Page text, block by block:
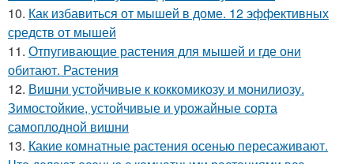
10. Как избавиться от мышей в доме. 12 эффективных
средств от мышей
11. Отпугивающие растения для мышей и где они
обитают. Растения
12. Вишни устойчивые к коккомикозу и монилиозу.
Зимостойкие, устойчивые и урожайные сорта
самоплодной вишни
13. Какие комнатные растения осенью пересаживают.